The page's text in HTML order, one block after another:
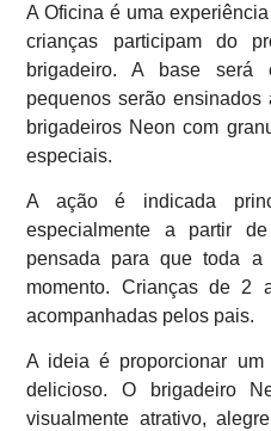
A Oficina é uma
crianças participam do
brigadeiro. A base será
pequenos serão
brigadeiros Neon com
especiais.
A ação é indicada
especialmente a partir
pensada para que toda a
momento. Crianças de 2
acompanhadas pelos pais.
A ideia é proporcionar
delicioso. O brigadeiro
visualmente atrativo,